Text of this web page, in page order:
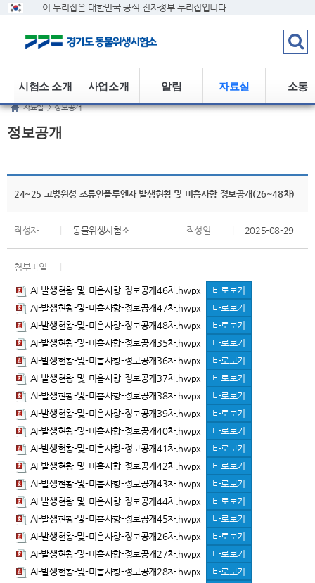
이 누리집은 대한민국 공식 전자정부 누리집입니다.
소통
자료실
알림
사업소개
시험소 소개
자료실 > 정보공개
정보공개
24~25 고병원성 조류인플루엔자 발생현황 및 미흠사항 정보공개(26~48차)
작성자 동물위생시험소 작성일 2025-08-29
첨부파일
AI-발생현황-및-미흡사항-정보공개46차.hwpx
바로보기
AI-발생현황-및-미흡사항-정보공개47차.hwpx
바로보기
AI-발생현황-및-미흡사항-정보공개48차.hwpx
바로보기
AI-발생현황-및-미흡사항-정보공개35차.hwpx
바로보기
AI-발생현황-및-미흡사항-정보공개36차.hwpx
바로보기
AI-발생현황-및-미흡사항-정보공개37차.hwpx
바로보기
AI-발생현황-및-미흡사항-정보공개38차.hwpx
바로보기
AI-발생현황-및-미흡사항-정보공개39차.hwpx
바로보기
AI-발생현황-및-미흡사항-정보공개40차.hwpx
바로보기
AI-발생현황-및-미흡사항-정보공개41차.hwpx
바로보기
AI-발생현황-및-미흡사항-정보공개42차.hwpx
바로보기
AI-발생현황-및-미흡사항-정보공개43차.hwpx
바로보기
AI-발생현황-및-미흡사항-정보공개44차.hwpx
바로보기
AI-발생현황-및-미흡사항-정보공개45차.hwpx
바로보기
AI-발생현황-및-미흡사항-정보공개26차.hwpx
바로보기
AI-발생현황-및-미흡사항-정보공개27차.hwpx
바로보기
AI-발생현황-및-미흡사항-정보공개28차.hwpx
바로보기